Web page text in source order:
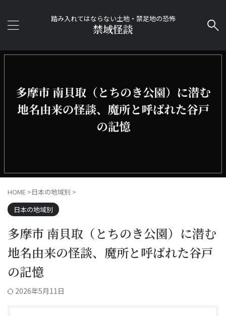
踏み入れてはならない土地・禁足地の恐怖
禁域怪談
HOME >日本の地域別 >
日本の地域別
多摩市 南貝取（とちのき公園）に潜む
地名由来の怪談、魔所と呼ばれた谷戸
の記憶
2026年5月11日